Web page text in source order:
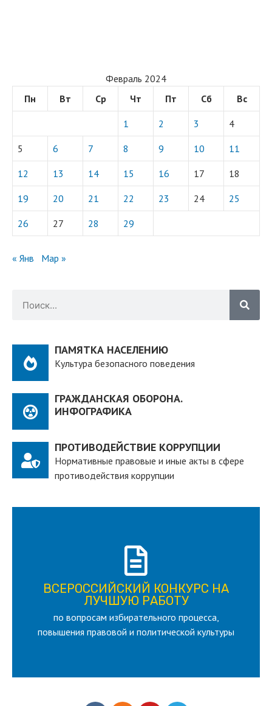
Февраль 2024
Пн
Вт Ср Чт Пт Сб Вс
1 2 3 4
5 6 7 8 9 10 11
12 13 14 15 16 17 18
19 20 21 22 23 24 25
26 27 28 29
« Янв Мар »
ПАМЯТКА НАСЕЛЕНИЮ
Культура безопасного поведения
ГРАЖДАНСКАЯ ОБОРОНА.
ИНФОГРАФИКА
ПРОТИВОДЕЙСТВИЕ КОРРУПЦИИ
Нормативные правовые и иные акты в сфере
противодействия коррупции
ВСЕРОССИЙСКИЙ КОНКУРС НА
ЛУЧШУЮ РАБОТУ
по вопросам избирательного процесса,
повышения правовой и политической культуры
ВСЕРОССИЙСКИЙ КОНКУРС НА
ЛУЧШУЮ РАБОТУ
для лица старше 18 и моложе 35 лет
ПОДРОБНЕЕ